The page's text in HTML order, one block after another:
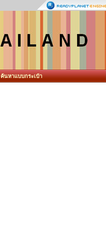
ค้นหาแบบกระเป๋า